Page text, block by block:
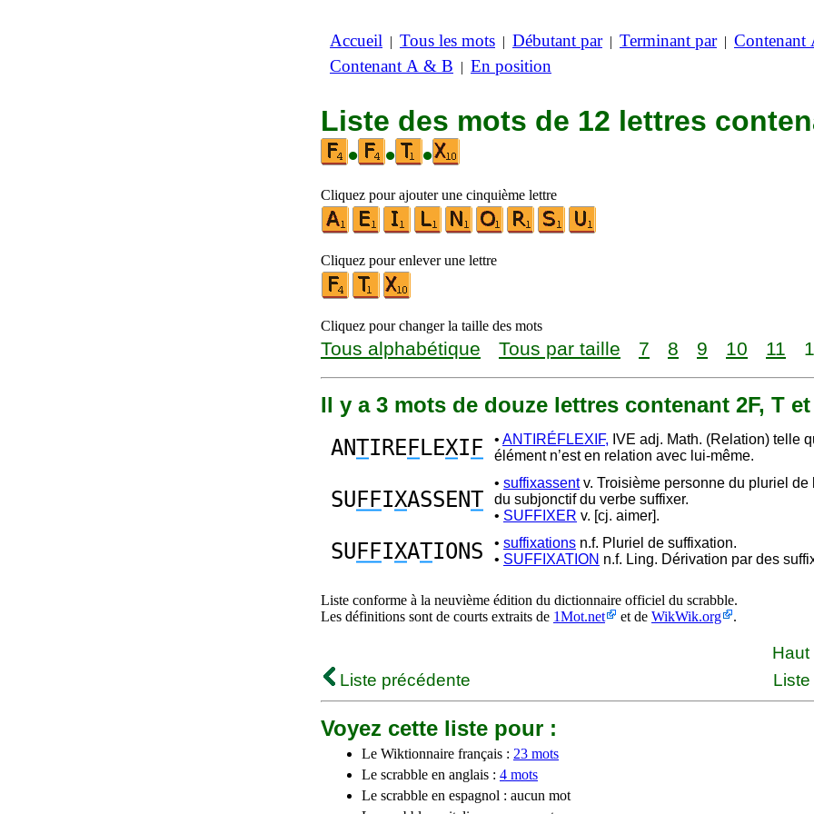
Accueil | Tous les mots | Débutant par| Terminant par| Contenant
Contenant A & B | En position
Liste des mots de 12 lettres
•
• •
Cliquez pour ajouter une cinquième lettre
Cliquez pour enlever une lettre
Cliquez pour changer la taille des mots
Tous alphabétique Tous par taille 7 8 9 10 11
Il y a 3 mots de douze lettres contenant 2F, T et
ANTIRE F LEXI F • ANTIRÉFLEXIF, IVE adj. Math. (Relation) telle
élément n’est en relation avec lui-même.
SU FFIXASSENT
• suffixassentv. Troisième personne du pluriel de
du subjonctif du verbe suffixer.
• SUFFIXER v. [cj. aimer].
SU FFIXATIONS • suffixations n.f. Pluriel de suffixation.
• SUFFIXATION n.f. Ling. Dérivation par des
Liste conforme à la neuvième édition du dictionnaire officiel du scrabble.
Les définitions sont de courts extraits de 1Mot.net et de WikWik.org .
Haut
Liste précédente
Voyez cette liste pour :
Le Wiktionnaire français : 23 mots
Le scrabble en anglais : 4 mots
Le scrabble en espagnol : aucun mot